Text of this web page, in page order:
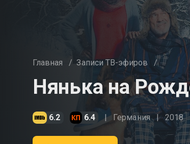
Главная / Записи ТВ-эфиров /
Нянька на
6.2 6.4 Германия 2018